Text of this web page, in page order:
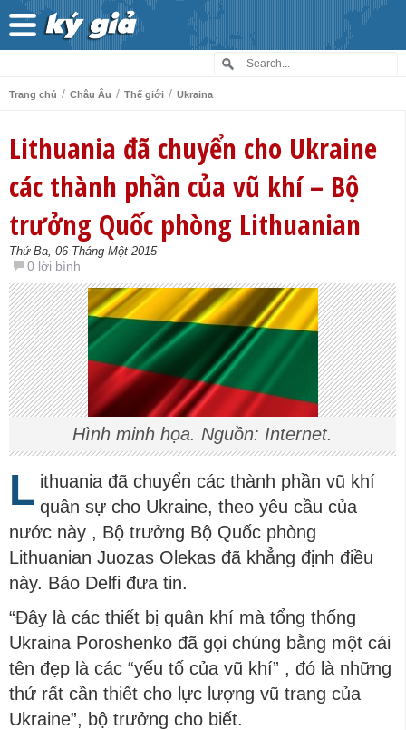
Trang chủ / Châu Âu / Thế giới / Ukraina
Lithuania đã chuyển cho Ukraine
các thành phần của vũ khí – Bộ
trưởng Quốc phòng Lithuanian
Thứ Ba, 06 Tháng Một 2015
0 lời bình
Hình minh họa. Nguồn: Internet.
L ithuania đã chuyển các thành phần vũ khí
quân sự cho Ukraine, theo yêu cầu của
nước này , Bộ trưởng Bộ Quốc phòng
Lithuanian Juozas Olekas đã khẳng định điều
này. Báo Delfi đưa tin.
“Đây là các thiết bị quân khí mà tổng thống
Ukraina Poroshenko đã gọi chúng bằng một cái
tên đẹp là các “yếu tố của vũ khí” , đó là những
thứ rất cần thiết cho lực lượng vũ trang của
Ukraine”, bộ trưởng cho biết.